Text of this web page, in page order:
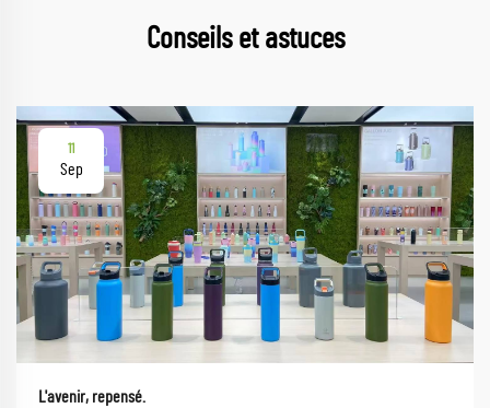
Conseils et astuces
11
Sep
L'avenir, repensé.